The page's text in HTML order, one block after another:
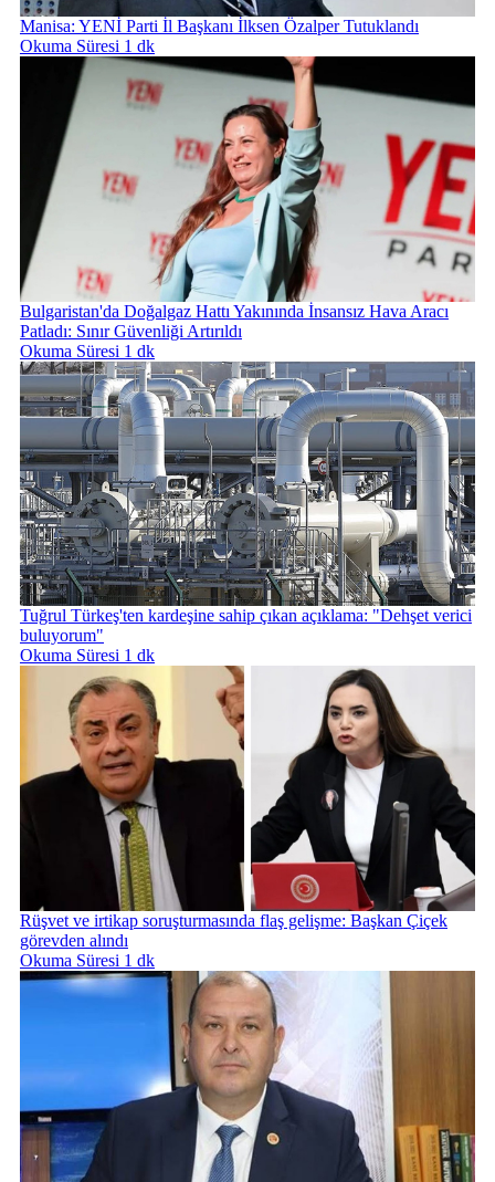
Manisa: YENİ Parti İl Başkanı İlksen Özalper Tutuklandı
Okuma Süresi 1 dk
Bulgaristan'da Doğalgaz Hattı Yakınında İnsansız Hava Aracı
Patladı: Sınır Güvenliği Artırıldı
Okuma Süresi 1 dk
Tuğrul Türkeş'ten kardeşine sahip çıkan açıklama: "Dehşet verici
buluyorum"
Okuma Süresi 1 dk
Rüşvet ve irtikap soruşturmasında flaş gelişme: Başkan Çiçek
görevden alındı
Okuma Süresi 1 dk